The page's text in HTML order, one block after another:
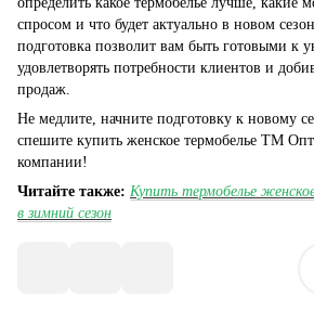
спросом и что будет актуально в новом
подготовка позволит вам быть готовыми к
удовлетворять потребности клиентов и
продаж.
Не медлите, начните подготовку к новому
спешите купить женское термобелье ТМ
компании!
Читайте также: Купить термобелье
в зимний сезон